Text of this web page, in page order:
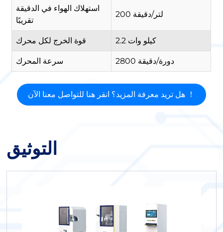
استهلاك الهواء في الدقيقة
تقريبًا
200 لتر/دقيقة
قوة الخرج لكل محرك 2.2 كيلو وات
سرعة المحرك 2800 دورة/دقيقة
هل تريد معرفة المزيد؟ انقر هنا للتواصل معنا الآن ！
التوثيق